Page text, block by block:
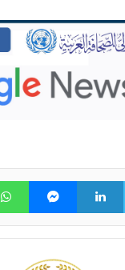
لينكدإن ماسنجر